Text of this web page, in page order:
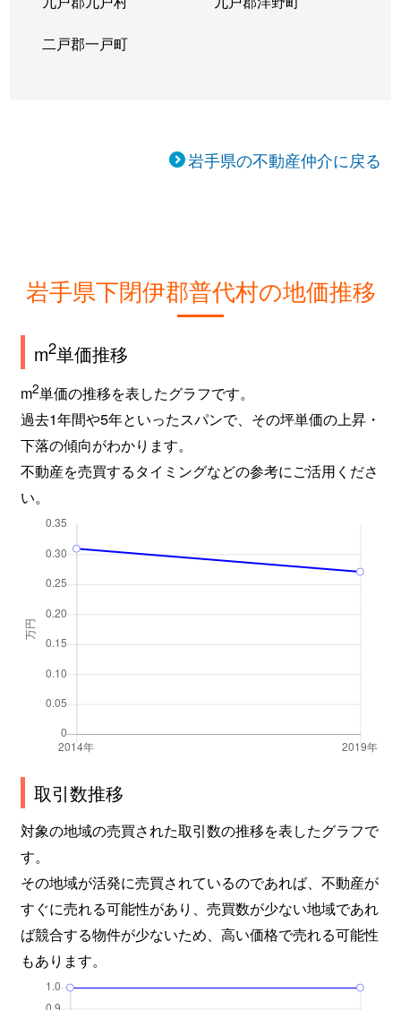
二戸郡一戸町
岩手県の不動産仲介に戻る
岩手県下閉伊郡普代村の地価推移
m2単価推移
m2単価の推移を表したグラフです。
過去1年間や5年といったスパンで、その坪単価の上昇・
下落の傾向がわかります。
不動産を売買するタイミングなどの参考にご活用くださ
い。
取引数推移
対象の地域の売買された取引数の推移を表したグラフで
す。
その地域が活発に売買されているのであれば、不動産が
すぐに売れる可能性があり、売買数が少ない地域であれ
ば競合する物件が少ないため、高い価格で売れる可能性
もあります。